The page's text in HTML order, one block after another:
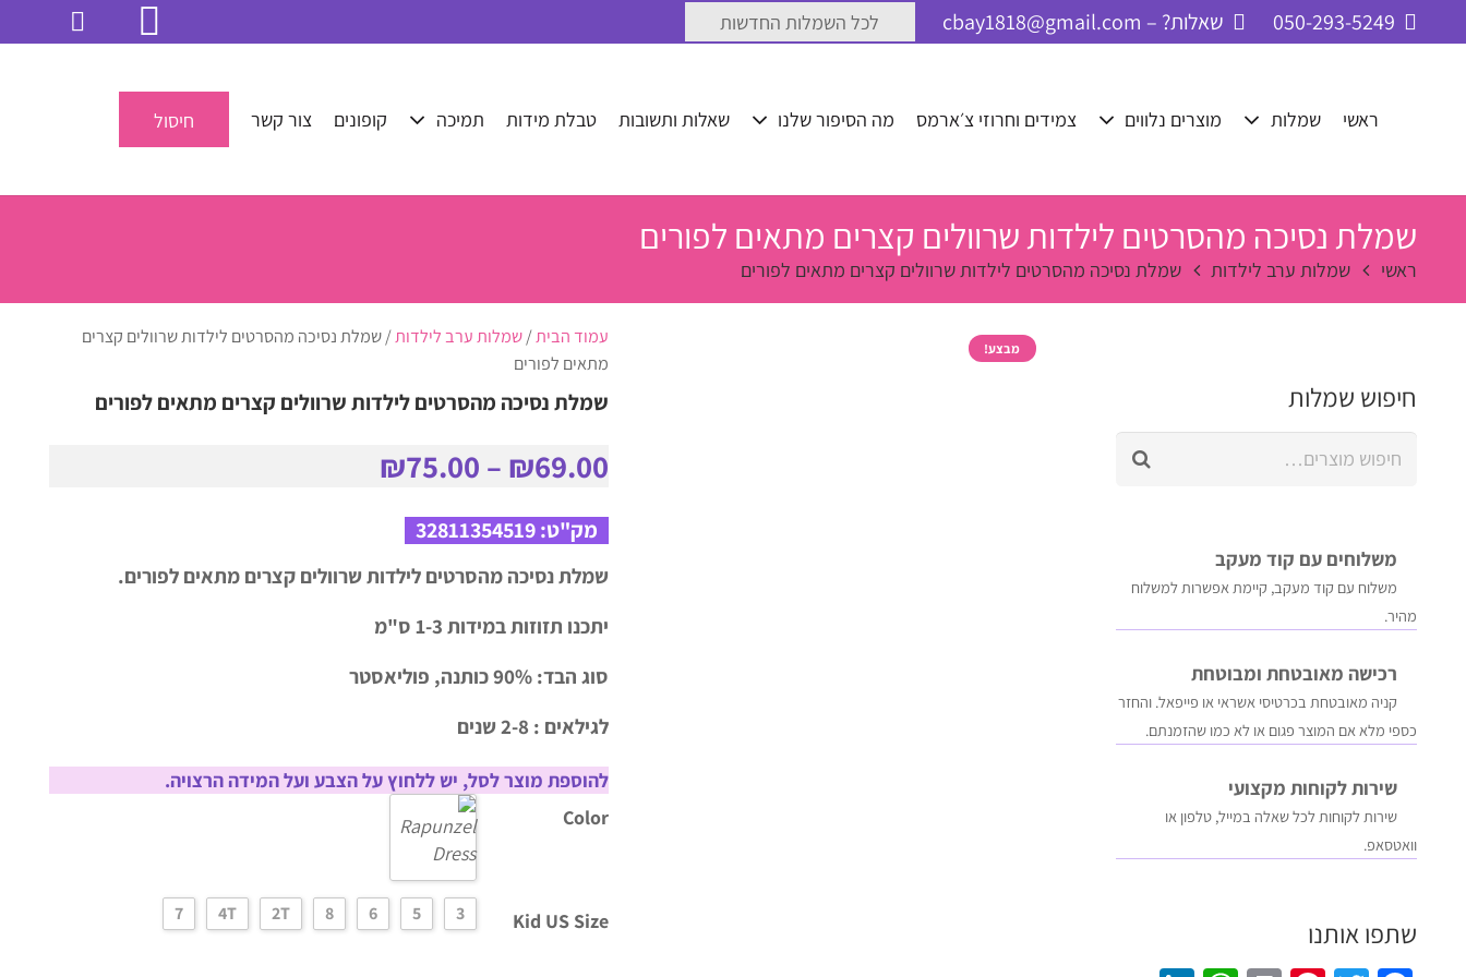
050-293-5249 שאלות? – cbay1818@gmail.com לכל השמלות החדשות
ראשי שמלות מוצרים נלווים צמידים וחרוזי צ׳ארמס מה הסיפור שלנו שאלות ותשובות טבלת מידות תמיכה קופונים צור קשר חיסול
שמלת נסיכה מהסרטים לילדות שרוולים קצרים מתאים לפורים
ראשי שמלות ערב לילדות שמלת נסיכה מהסרטים לילדות שרוולים קצרים מתאים לפורים
מבצע!
עמוד הבית/שמלות ערב לילדות/ שמלת נסיכה מהסרטים לילדות שרוולים קצרים
מתאים לפורים
שמלת נסיכה מהסרטים לילדות שרוולים קצרים מתאים לפורים
₪69.00
–
₪75.00
מק"ט:32811354519
שמלת נסיכה מהסרטים לילדות שרוולים קצרים מתאים לפורים.
יתכנו תזוזות במידות 1-3 ס"מ
סוג הבד: 90% כותנה, פוליאסטר
לגילאים : 2-8 שנים
להוספת מוצר לסל, יש ללחוץ על הצבע ועל המידה הרצויה.
Color
Kid US Size
3
5
6
8
2T
4T
7
חיפוש שמלות
עבור:
משלוחים עם קוד מעקב
משלוח​ עם קוד מעקב​​, קיימת אפשרות למשלוח
מהיר​.
רכישה​ ​מאובטחת ומבוטחת
קניה מאובטחת בכרטיסי אשראי או פייפאל. והחזר
כספי מלא אם המוצר פגום או לא כמו שהזמנתם.
שירות לקוחות מקצועי
שירות לקוחות לכל שאלה במייל, טלפון או
וואטסאפ.
שתפו אותנו